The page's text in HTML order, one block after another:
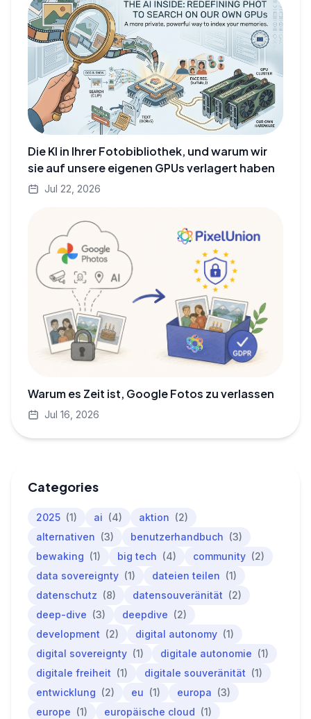
Die KI in Ihrer Fotobibliothek, und warum wir
sie auf unsere eigenen GPUs verlagert haben
Jul 22, 2026
Warum es Zeit ist, Google Fotos zu verlassen
Jul 16, 2026
Categories
2025 (1) ai (4) aktion (2)
alternativen (3) benutzerhandbuch (3)
bewaking (1) big tech (4) community (2)
data sovereignty (1) dateien teilen (1)
datenschutz (8) datensouveränität (2)
deep-dive (3) deepdive (2)
development (2) digital autonomy (1)
digital sovereignty (1) digitale autonomie (1)
digitale freiheit (1) digitale souveränität (1)
entwicklung (2) eu (1) europa (3)
europe (1) europäische cloud
(1)